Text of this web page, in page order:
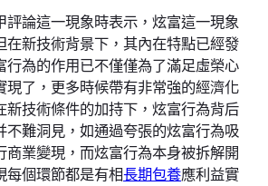
評論這一現象時表示，炫富這一現象
在新技術背景下，其內在特點已經發
行為的作用已不僅僅為了滿足虛榮心
現了，更多時候帶有非常強的經濟化
新技術條件的加持下，炫富行為背后
不難洞見，如通過夸張的炫富行為吸
商業變現，而炫富行為本身被拆解開
每個環節都是有相長期包養應利益實